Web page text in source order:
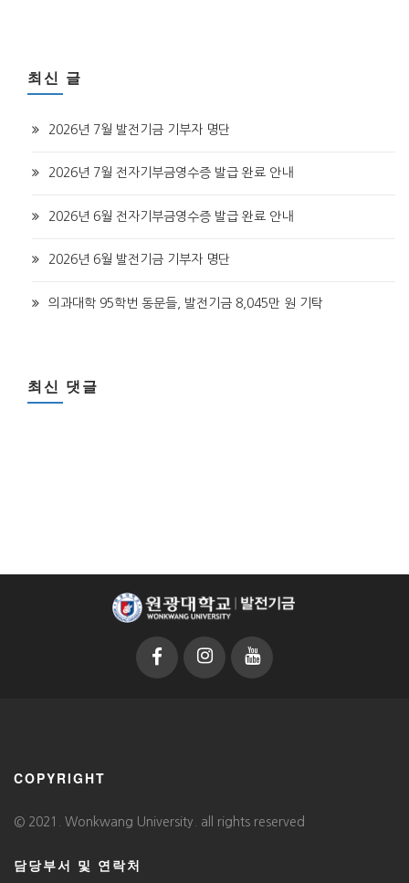
최신 글
2026년 7월 발전기금 기부자 명단
2026년 7월 전자기부금영수증 발급 완료 안내
2026년 6월 전자기부금영수증 발급 완료 안내
2026년 6월 발전기금 기부자 명단
의과대학 95학번 동문들, 발전기금 8,045만 원 기탁
최신 댓글
COPYRIGHT
© 2021. Wonkwang University. all rights reserved
담당부서 및 연락처